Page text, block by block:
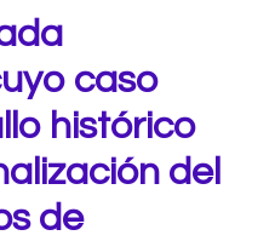
caso
histórico
del
de